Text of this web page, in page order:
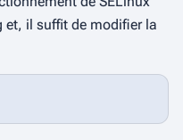
et, il suffit de modifier la